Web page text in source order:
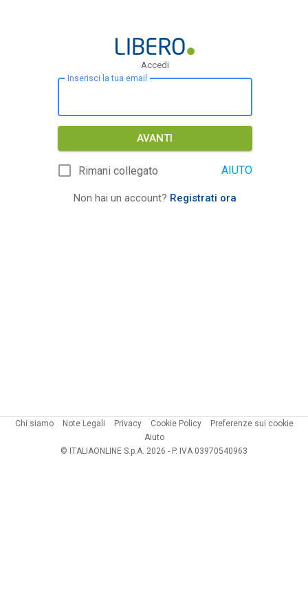
Accedi
Inserisci la tua email
AVANTI
Rimani collegato AIUTO
Non hai un account? Registrati ora
Chi siamo Note Legali Privacy Cookie Policy
Preferenze sui cookie
Aiuto
© ITALIAONLINE S.p.A. 2026 - P. IVA 03970540963